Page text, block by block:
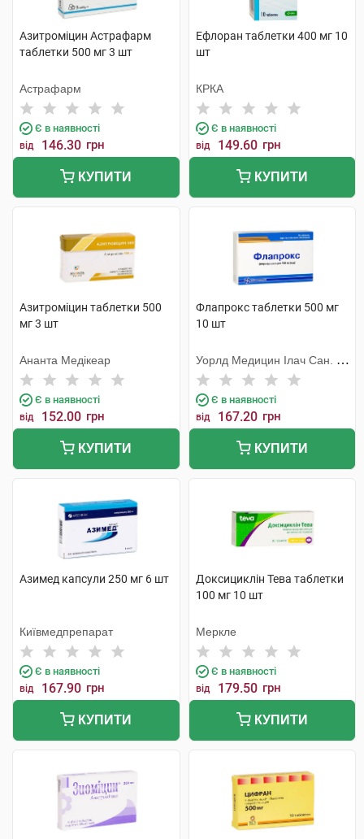
Азитроміцин Астрафарм
таблетки 500 мг 3 шт
Астрафарм
Є в наявності
від 146.30 грн
КУПИТИ
Ефлоран таблетки 400 мг 10
шт
КРКА
Є в наявності
від 149.60 грн
КУПИТИ
Азитроміцин таблетки 500
мг 3 шт
Ананта Медікеар
Є в наявності
від 152.00 грн
КУПИТИ
Флапрокс таблетки 500 мг
10 шт
Уорлд Медицин Ілач Сан. Ве
Тідж
Є в наявності
від 167.20 грн
КУПИТИ
Азимед капсули 250 мг 6 шт
Київмедпрепарат
Є в наявності
від 167.90 грн
КУПИТИ
Доксициклін Тева таблетки
100 мг 10 шт
Меркле
Є в наявності
від 179.50 грн
КУПИТИ